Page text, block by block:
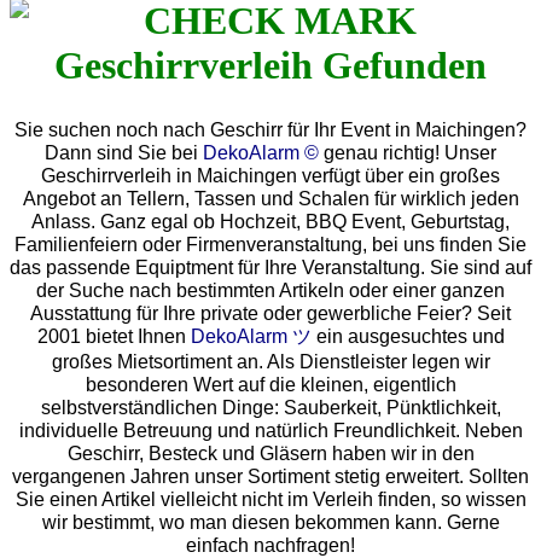
Sie suchen noch nach Geschirr für Ihr Event in Maichingen?
Dann sind Sie bei DekoAlarm © genau richtig! Unser
Geschirrverleih in Maichingen verfügt über ein großes
Angebot an Tellern, Tassen und Schalen für wirklich jeden
Anlass. Ganz egal ob Hochzeit, BBQ Event, Geburtstag,
Familienfeiern oder Firmenveranstaltung, bei uns finden Sie
das passende Equiptment für Ihre Veranstaltung. Sie sind auf
der Suche nach bestimmten Artikeln oder einer ganzen
Ausstattung für Ihre private oder gewerbliche Feier? Seit
2001 bietet Ihnen DekoAlarm ツ ein ausgesuchtes und
großes Mietsortiment an. Als Dienstleister legen wir
besonderen Wert auf die kleinen, eigentlich
selbstverständlichen Dinge: Sauberkeit, Pünktlichkeit,
individuelle Betreuung und natürlich Freundlichkeit. Neben
Geschirr, Besteck und Gläsern haben wir in den
vergangenen Jahren unser Sortiment stetig erweitert. Sollten
Sie einen Artikel vielleicht nicht im Verleih finden, so wissen
wir bestimmt, wo man diesen bekommen kann. Gerne
einfach nachfragen!